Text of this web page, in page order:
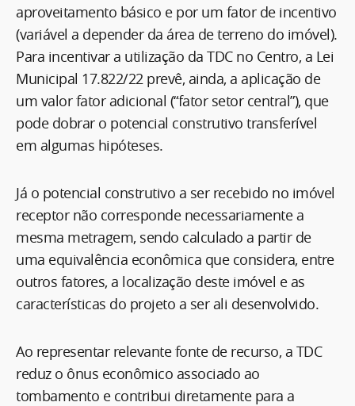
aproveitamento básico e por um fator de incentivo
(variável a depender da área de terreno do imóvel).
Para incentivar a utilização da TDC no Centro, a Lei
Municipal 17.822/22 prevê, ainda, a aplicação de
um valor fator adicional (“fator setor central”), que
pode dobrar o potencial construtivo transferível
em algumas hipóteses.
Já o potencial construtivo a ser recebido no imóvel
receptor não corresponde necessariamente a
mesma metragem, sendo calculado a partir de
uma equivalência econômica que considera, entre
outros fatores, a localização deste imóvel e as
características do projeto a ser ali desenvolvido.
Ao representar relevante fonte de recurso, a TDC
reduz o ônus econômico associado ao
tombamento e contribui diretamente para a